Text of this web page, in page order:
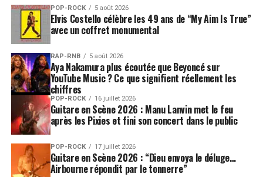
POP-ROCK 5 août 2026
Elvis Costello célèbre les 49 ans de “My Aim Is True”
avec un coffret monumental
RAP-RNB 5 août 2026
Aya Nakamura plus écoutée que Beyoncé sur
YouTube Music ? Ce que signifient réellement les
chiffres
POP-ROCK 16 juillet 2026
Guitare en Scène 2026 : Manu Lanvin met le feu
après les Pixies et fini son concert dans le public
POP-ROCK 17 juillet 2026
Guitare en Scène 2026 : “Dieu envoya le déluge…
Airbourne répondit par le tonnerre”